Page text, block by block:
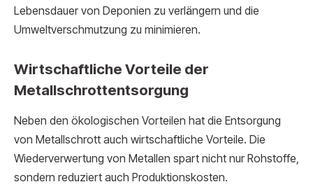
Lebensdauer von Deponien zu verlängern und die
Umweltverschmutzung zu minimieren.
Wirtschaftliche Vorteile der
Metallschrottentsorgung
Neben den ökologischen Vorteilen hat die Entsorgung
von Metallschrott auch wirtschaftliche Vorteile. Die
Wiederverwertung von Metallen spart nicht nur Rohstoffe,
sondern reduziert auch Produktionskosten.